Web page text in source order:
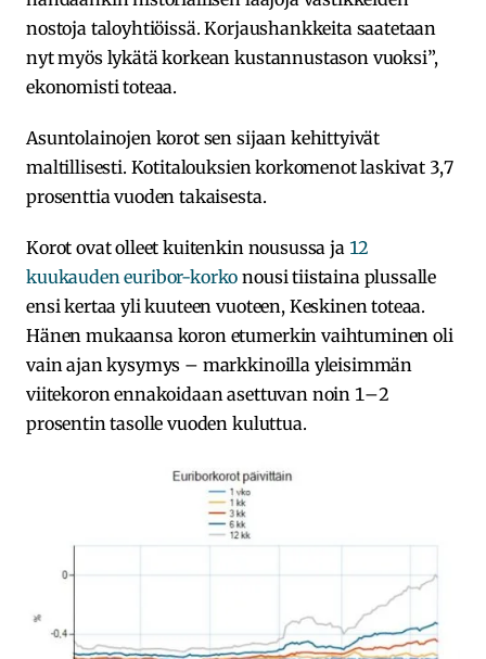
nostoja taloyhtiöissä. Korjaushankkeita saatetaan
nyt myös lykätä korkean kustannustason vuoksi”,
ekonomisti toteaa.
Asuntolainojen korot sen sijaan kehittyivät
maltillisesti. Kotitalouksien korkomenot laskivat 3,7
prosenttia vuoden takaisesta.
Korot ovat olleet kuitenkin nousussa ja 12
kuukauden euribor-korko nousi tiistaina plussalle
ensi kertaa yli kuuteen vuoteen, Keskinen toteaa.
Hänen mukaansa koron etumerkin vaihtuminen oli
vain ajan kysymys – markkinoilla yleisimmän
viitekoron ennakoidaan asettuvan noin 1–2
prosentin tasolle vuoden kuluttua.